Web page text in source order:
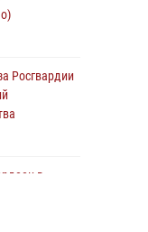
Росгвардии
в